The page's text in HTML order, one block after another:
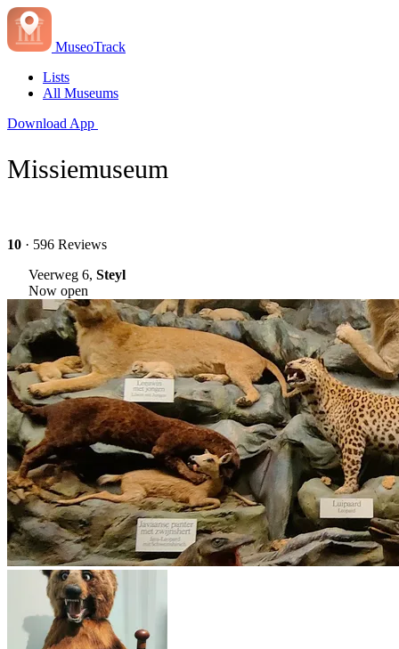
MuseoTrack
Lists
All Museums
Download App
Missiemuseum
10 · 596 Reviews
Veerweg 6, Steyl
Now open